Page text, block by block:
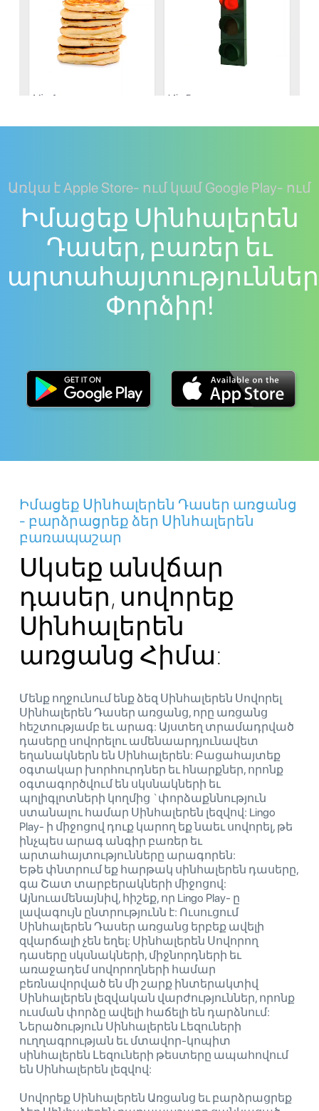
Առկա է Apple Store- ում կամ Google Play- ում
Իմացեք Սինհալերեն
Դասեր, բառեր եւ
Փորձիր!
Իմացեք Սինհալերեն Դասեր առցանց
- բարձրացրեք ձեր Սինհալերեն
բառապաշար
Սկսեք անվճար
դասեր, սովորեք
Սինհալերեն
առցանց Հիմա:
Մենք ողջունում ենք ձեզ Սինհալերեն Սովորել
Սինհալերեն Դասեր առցանց, որը առցանց
հեշտությամբ եւ արագ: Այստեղ տրամադրված
դասերը սովորելու ամենաարդյունավետ
եղանակներն են Սինհալերեն: Բացահայտեք
օգտակար խորհուրդներ եւ հնարքներ, որոնք
օգտագործվում են սկսնակների եւ
պոլիգլոտների կողմից `փորձաքննություն
ստանալու համար Սինհալերեն լեզվով: Lingo
Play- ի միջոցով դուք կարող եք նաեւ սովորել, թե
ինչպես արագ անգիր բառեր եւ
արտահայտությունները արագորեն:
Եթե փնտրում եք հարթակ սինհալերեն դասերը,
գա Շատ տարբերակների միջոցով:
Այնուամենայնիվ, հիշեք, որ Lingo Play- ը
լավագույն ընտրությունն է: Ուսուցում
Սինհալերեն Դասեր առցանց երբեք ավելի
զվարճալի չեն եղել: Սինհալերեն Սովորող
դասերը սկսնակների, միջնորդների եւ
առաջադեմ սովորողների համար
բեռնավորված են մի շարք ինտերակտիվ
Սինհալերեն լեզվական վարժություններ, որոնք
ուսման փորձը ավելի հաճելի են դարձնում:
Ներածություն Սինհալերեն Լեզուների
ուղղագրության եւ մտավոր-կոպիտ
սինհալերեն Լեզուների թեստերը ապահովում
են Սինհալերեն լեզվով:
Սովորեք Սինհալերեն Առցանց եւ բարձրացրեք